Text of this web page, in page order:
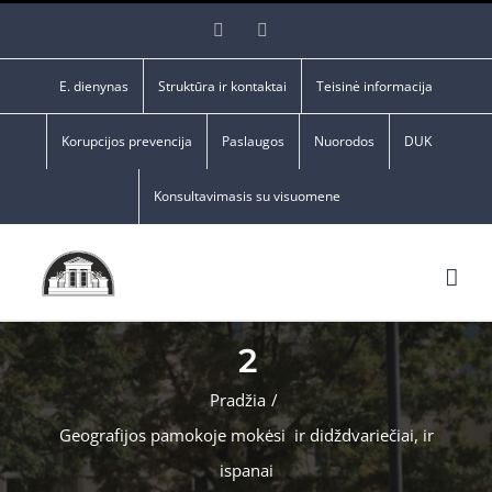
Facebook
E. dienynas Struktūra ir kontaktai Teisinė informacija
Korupcijos prevencija Paslaugos Nuorodos DUK
Konsultavimasis su visuomene
2
Pradžia /
Geografijos pamokoje mokėsi ir didždvariečiai, ir
ispanai